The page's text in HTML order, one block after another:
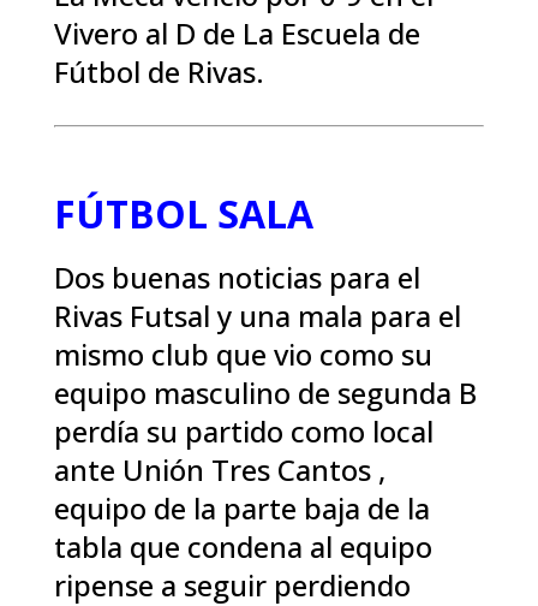
Vivero al D de La Escuela de
Fútbol de Rivas.
FÚTBOL SALA
Dos buenas noticias para el
Rivas Futsal y una mala para el
mismo club que vio como su
equipo masculino de segunda B
perdía su partido como local
ante Unión Tres Cantos ,
equipo de la parte baja de la
tabla que condena al equipo
ripense a seguir perdiendo